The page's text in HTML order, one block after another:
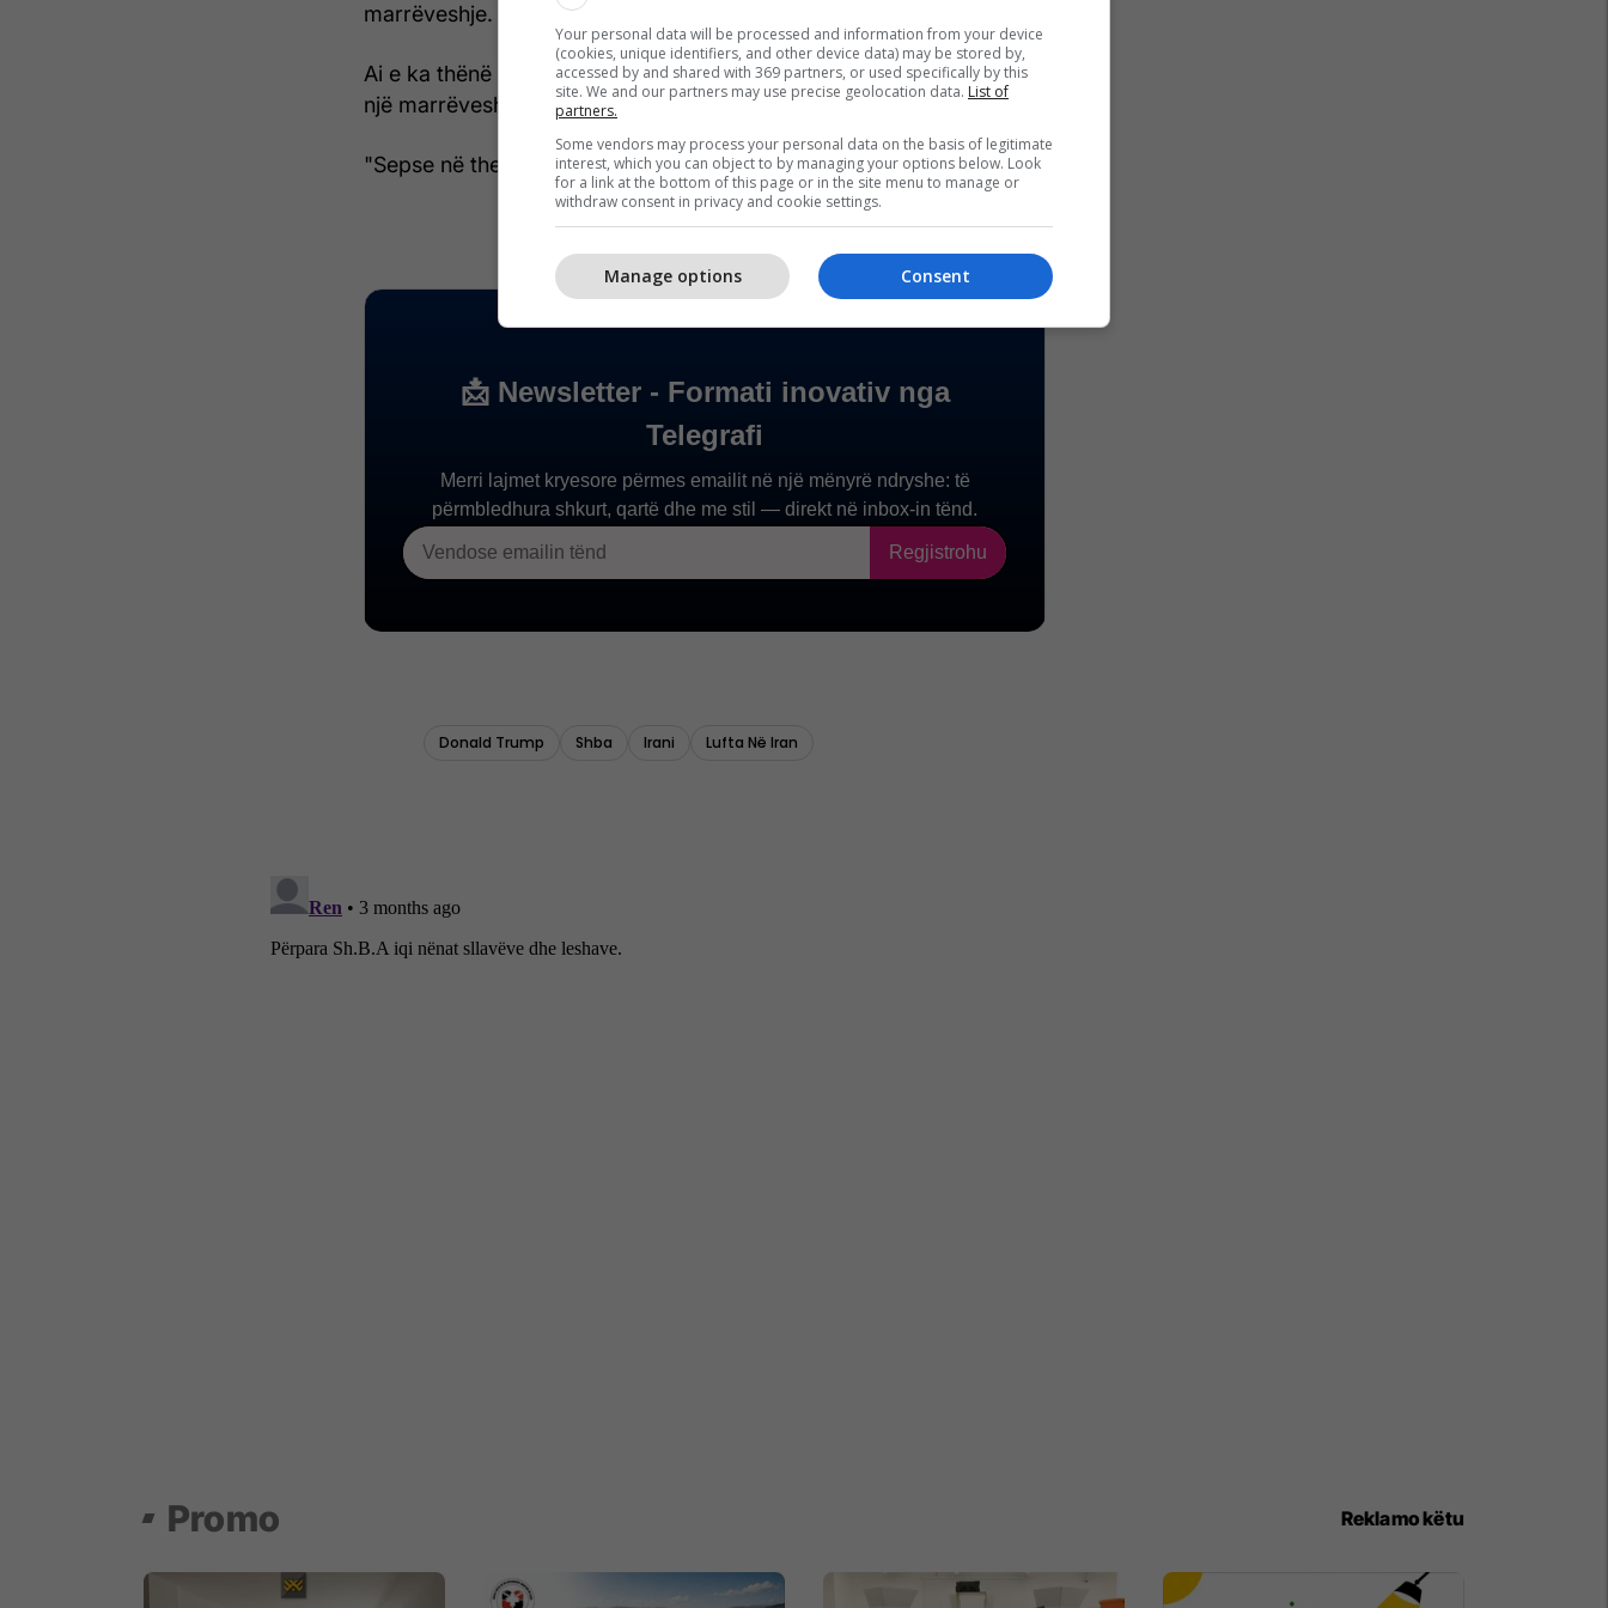
marrëveshje.
Ai e ka thënë këtë disa herë në javët e fundit, por ende nuk duket se
një marrëveshje do të arrihet.
"Sepse në thelb nuk u ka mbetur asnjë ushtri", shtoi ai./Telegrafi/
Your personal data will be processed and information from your device
(cookies, unique identifiers, and other device data) may be stored by,
accessed by and shared with 369 partners, or used specifically by this
site. We and our partners may use precise geolocation data. List of
partners.
Some vendors may process your personal data on the basis of legitimate
interest, which you can object to by managing your options below. Look
for a link at the bottom of this page or in the site menu to manage or
withdraw consent in privacy and cookie settings.
Consent
Manage options